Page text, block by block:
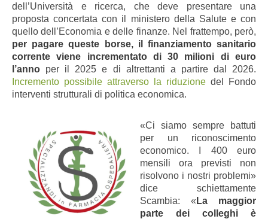
dell’Università e ricerca, che deve presentare una
proposta concertata con il ministero della Salute e con
quello dell’Economia e delle finanze. Nel frattempo, però,
per pagare queste borse, il finanziamento sanitario
corrente viene incrementato di 30 milioni di euro
l’anno per il 2025 e di altrettanti a partire dal 2026.
Incremento possibile attraverso la riduzione del Fondo
interventi strutturali di politica economica.
«Ci siamo sempre battuti
per un riconoscimento
economico. I 400 euro
mensili ora previsti non
risolvono i nostri problemi»
dice schiettamente
Scambia: « La maggior
parte dei colleghi è